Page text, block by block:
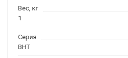
Вес, кг
1
Серия
BHT